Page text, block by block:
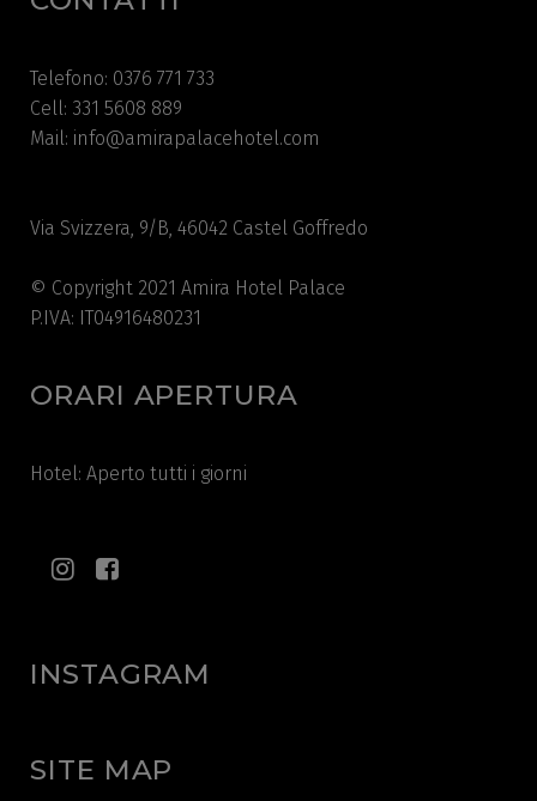
Telefono: 0376 771 733
Cell: 331 5608 889
Mail: info@amirapalacehotel.com
Via Svizzera, 9/B, 46042 Castel Goffredo
© Copyright 2021 Amira Hotel Palace
P.IVA: IT04916480231
ORARI APERTURA
Hotel: Aperto tutti i giorni
INSTAGRAM
SITE MAP